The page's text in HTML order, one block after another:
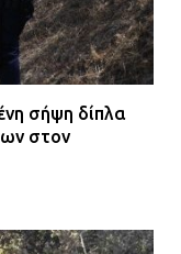
σήψη δίπλα
στον